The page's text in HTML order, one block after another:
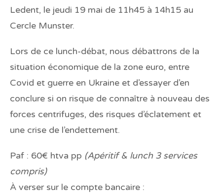
Ledent, le jeudi 19 mai de 11h45 à 14h15 au
Cercle Munster.
Lors de ce lunch-débat, nous débattrons de la
situation économique de la zone euro, entre
Covid et guerre en Ukraine et d’essayer d’en
conclure si on risque de connaître à nouveau des
forces centrifuges, des risques d’éclatement et
une crise de l’endettement.
Paf : 60€ htva pp (Apéritif & lunch 3 services
compris)
À verser sur le compte bancaire :